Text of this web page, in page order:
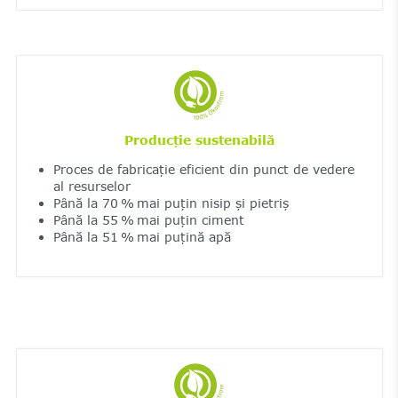
Producție sustenabilă
Proces de fabricație eficient din punct de vedere
al resurselor
Până la 70 % mai puțin nisip și pietriș
Până la 55 % mai puțin ciment
Până la 51 % mai puțină apă